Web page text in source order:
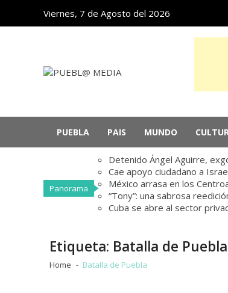
navigation
content
Viernes, 7 de Agosto del 2026
PUEBLA PAIS MUNDO
Panorama
Detenido Ángel Aguirre,
Cae apoyo ciudadano a
México arrasa en los
“Tony”: una sabrosa
Cuba se abre al sector
Etiqueta: Batalla de Puebla
Home Batalla de Puebla